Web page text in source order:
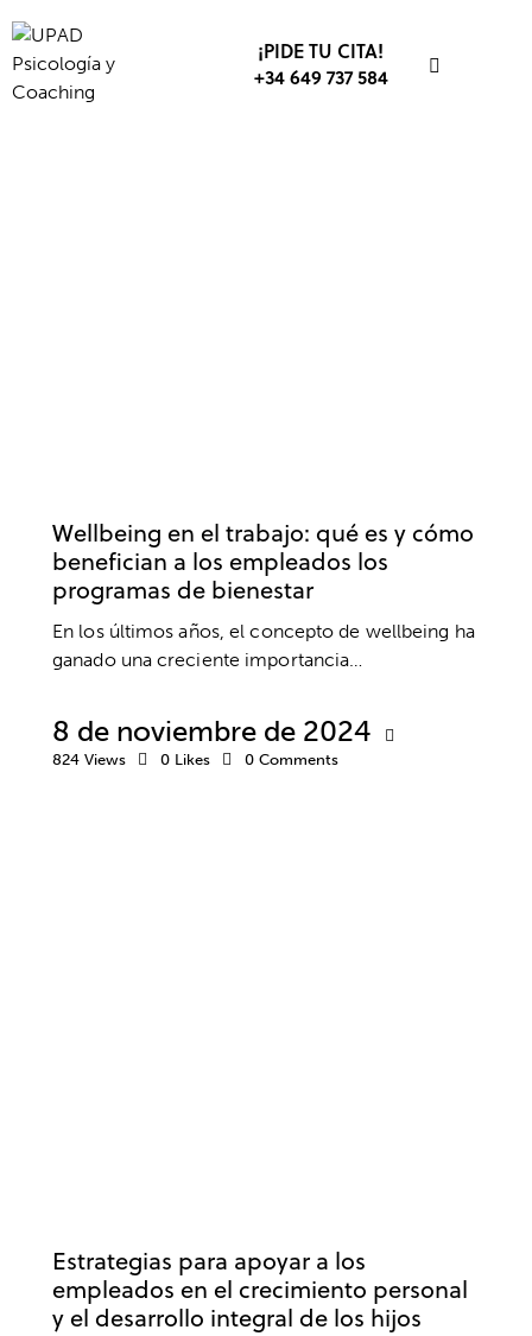
¡PIDE TU CITA!
+34 649 737 584
Wellbeing en el trabajo: qué es y cómo
benefician a los empleados los
programas de bienestar
En los últimos años, el concepto de wellbeing ha
ganado una creciente importancia…
8 de noviembre de 2024
824 Views 0 Likes 0 Comments
Estrategias para apoyar a los
empleados en el crecimiento personal
y el desarrollo integral de los hijos